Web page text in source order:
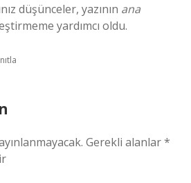
düşünceler, yazının ana
yardımcı oldu.
Gerekli alanlar*